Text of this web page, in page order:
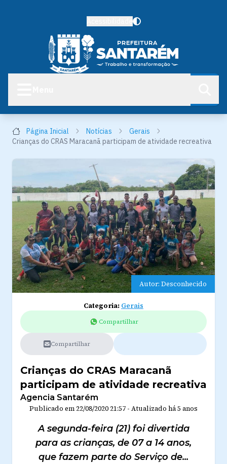
Página Inicial Notícias
Gerais
Crianças do CRAS Maracanã participam de atividade recreativa
Autor: Desconhecido
Categoria: Gerais
Compartilhar
Compartilhar
Crianças do CRAS Maracanã
participam de atividade recreativa
Agencia Santarém
Publicado em 22/08/2020 21:57 - Atualizado há 5 anos
A segunda-feira (21) foi divertida
para as crianças, de 07 a 14 anos,
que fazem parte do Serviço de...